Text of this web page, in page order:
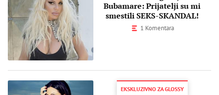
Bubamare: Prijatelji su mi
smestili SEKS-SKANDAL!
1 Komentara
EKSKLUZIVNO ZA GLOSSY